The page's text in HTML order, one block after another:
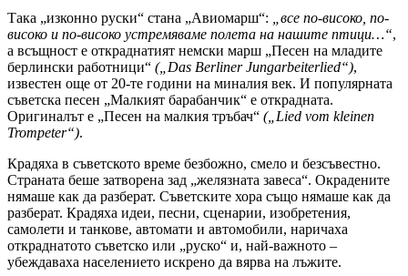
Така „изконно руски“ стана „Авиомарш“:
„все по-високо, по-
високо и по-високо устремяваме полета на нашите птици…“,
а всъщност е откраднатият немски марш „Песен на младите
берлински работници“ („Das Berliner Jungarbeiterlied“),
известен още от 20-те години на миналия век. И популярната
съветска песен „Малкият барабанчик“ е открадната.
Оригиналът е „Песен на малкия тръбач“ („Lied vom kleinen
Trompeter“).
Крадяха в съветското време безбожно, смело и безсъвестно.
Страната беше затворена зад „желязната завеса“. Окрадените
нямаше как да разберат. Съветските хора също нямаше как да
разберат. Крадяха идеи, песни, сценарии, изобретения,
самолети и танкове, автомати и автомобили, наричаха
откраднатото съветско или „руско“ и, най-важното –
убеждаваха населението искрено да вярва на лъжите.